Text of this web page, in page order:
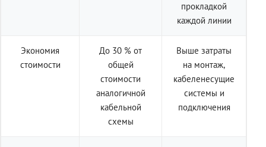
прокладкой
каждой линии
Экономия
стоимости
До 30 % от
общей
стоимости
аналогичной
кабельной
схемы
Выше затраты
на монтаж,
кабеленесущие
системы и
подключения